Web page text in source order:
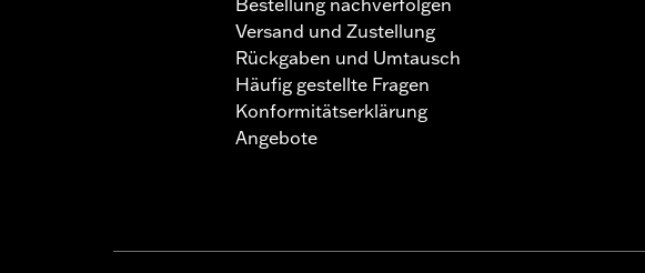
Versand und Zustellung
Rückgaben und Umtausch
Häufig gestellte Fragen
Konformitätserklärung
Angebote